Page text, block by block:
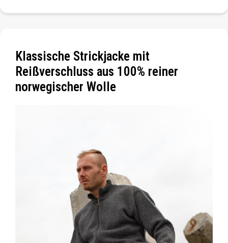
Klassische Strickjacke mit
Reißverschluss aus 100% reiner
norwegischer Wolle